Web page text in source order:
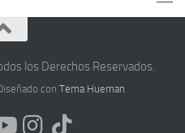
los Derechos Reservados.
conTema Hueman